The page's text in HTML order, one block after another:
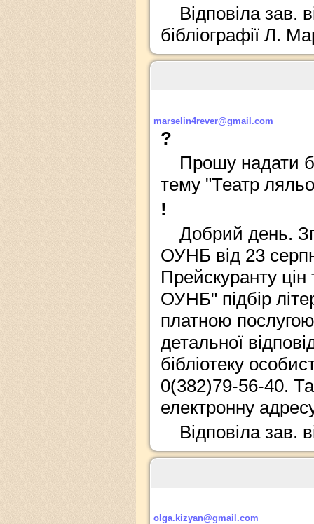
Відповіла зав.
бібліографії Л.
marselin4rever@gmail.com
?
Прошу надати
тему "Театр
!
Добрий день.
ОУНБ від 23
Прейскуранту цін
ОУНБ" підбір
платною
детальної
бібліотеку
0(382)79-56-40.
електронну
Відповіла зав.
olga.kizyan@gmail.com